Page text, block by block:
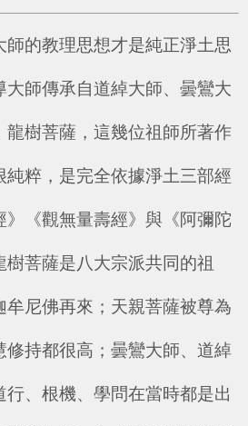
師的教理思想才是純正淨土思
大師傳承自道綽大師、曇鸞大
龍樹菩薩，這幾位祖師所著作
純粹，是完全依據淨土三部經
《觀無量壽經》與《阿彌陀
樹菩薩是八大宗派共同的祖
牟尼佛再來；天親菩薩被尊為
修持都很高；曇鸞大師、道綽
行、根機、學問在當時都是出